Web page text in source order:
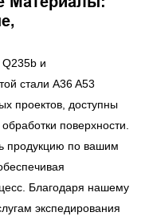
и
стали A36 A53
проектов, доступны
поверхности.
продукцию по вашим
Благодаря нашему
экспедирования